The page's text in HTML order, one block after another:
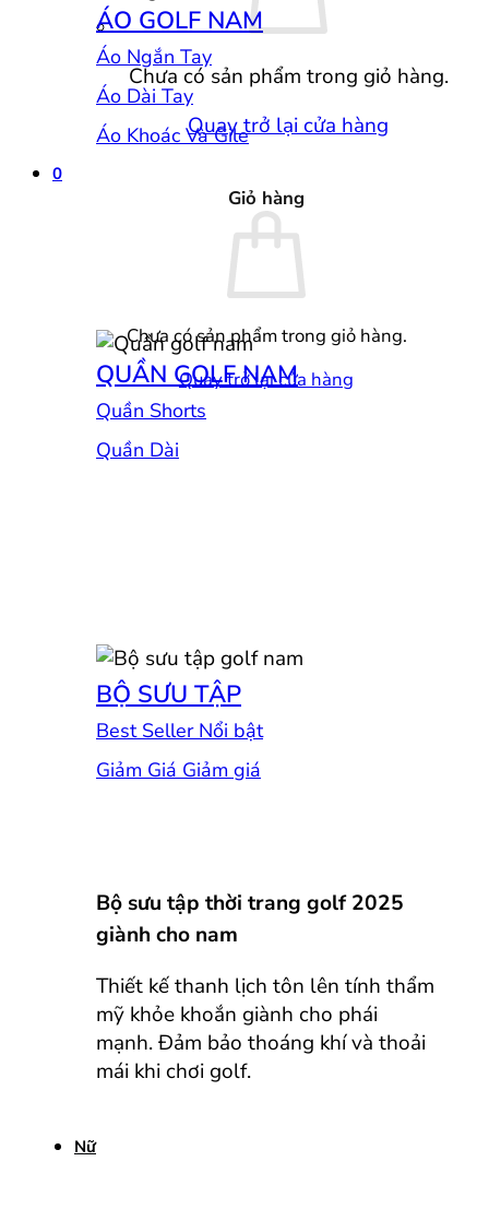
Chưa có sản phẩm trong giỏ hàng.
Quay trở lại cửa hàng
0
Giỏ hàng
Chưa có sản phẩm trong giỏ hàng.
Quay trở lại cửa hàng
ÁO GOLF NAM
Áo Ngắn Tay
Áo Dài Tay
Áo Khoác Và Gile
QUẦN GOLF NAM
Quần Shorts
Quần Dài
BỘ SƯU TẬP
Best Seller
Giảm Giá
Bộ sưu tập thời trang golf 2025
giành cho nam
Thiết kế thanh lịch tôn lên tính thẩm
mỹ khỏe khoắn giành cho phái
mạnh. Đảm bảo thoáng khí và thoải
mái khi chơi golf.
Nữ